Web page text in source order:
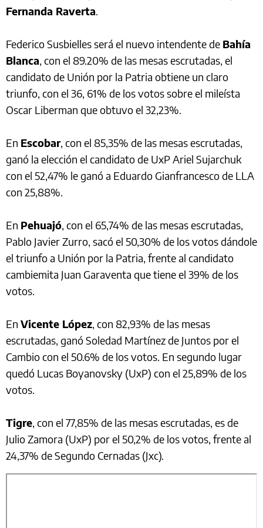
Fernanda Raverta.
Federico Susbielles será el nuevo intendente de Bahía
Blanca, con el 89.20% de las mesas escrutadas, el
candidato de Unión por la Patria obtiene un claro
triunfo, con el 36, 61% de los votos sobre el mileísta
Oscar Liberman que obtuvo el 32,23%.
En Escobar, con el 85,35% de las mesas escrutadas,
ganó la elección el candidato de UxP Ariel Sujarchuk
con el 52,47% le ganó a Eduardo Gianfrancesco de LLA
con 25,88%.
En Pehuajó, con el 65,74% de las mesas escrutadas,
Pablo Javier Zurro, sacó el 50,30% de los votos dándole
el triunfo a Unión por la Patria, frente al candidato
cambiemita Juan Garaventa que tiene el 39% de los
votos.
En Vicente López, con 82,93% de las mesas
escrutadas, ganó Soledad Martínez de Juntos por el
Cambio con el 50.6% de los votos. En segundo lugar
quedó Lucas Boyanovsky (UxP) con el 25,89% de los
votos.
Tigre, con el 77,85% de las mesas escrutadas, es de
Julio Zamora (UxP) por el 50,2% de los votos, frente al
24,37% de Segundo Cernadas (Jxc).